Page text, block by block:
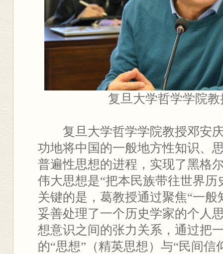
复旦大学哲学学院
复旦大学哲学学院教授邓安
功地将中国的一般地方性知识、
普遍性思想的进程，实现了黑格
伟大思想是“把本民族带往世界历
关键的是，葛教授通过聚焦“一般
妥善处理了一个历史学家的个人
想意识之间的张力关系，通过把
的“思想”（精英思想）与“民间信